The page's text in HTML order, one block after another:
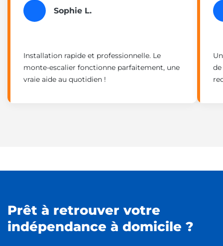
Sophie L.
Installation rapide et professionnelle. Le
monte-escalier fonctionne parfaitement, une
vraie aide au quotidien !
Prêt à retrouver votre
indépendance à domicile ?